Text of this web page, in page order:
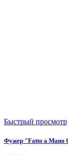
Быстрый просмотр
Фужер "Fatto a Mano